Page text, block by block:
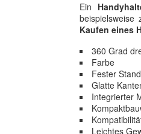
Ein
beispielsweise
Kaufen eines
360 Grad
Farbe
Fester
Glatte
Integrierter
Leichtes